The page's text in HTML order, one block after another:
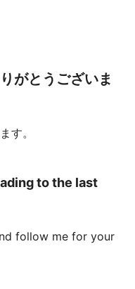
がとうございま
す。
to the last
follow me for your